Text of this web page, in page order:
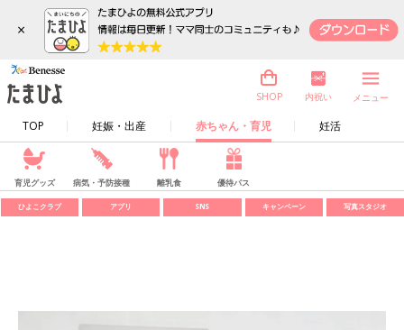
×
TOP 妊娠・出産 赤ちゃん・育児 妊活
SHOP 内祝い メニュー
育児グッズ 病気・予防接種 離乳食 優待パス
ひよこクラブ アプリ SNS キャンペーン 写真スタジオ